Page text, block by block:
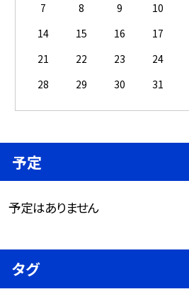
7
8 9 10
14
15 16 17
21
22 23 24
28
29 30 31
予定
予定はありません
タグ